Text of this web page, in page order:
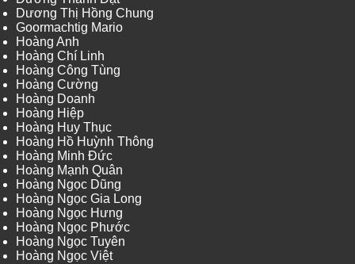
Dương Thị Hồng Chung
Goormachtig Mario
Hoàng Anh
Hoàng Chí Linh
Hoàng Công Tùng
Hoàng Cường
Hoàng Doanh
Hoàng Hiệp
Hoàng Huy Thục
Hoàng Hồ Huỳnh Thông
Hoàng Minh Đức
Hoàng Mạnh Quân
Hoàng Ngọc Dũng
Hoàng Ngọc Gia Long
Hoàng Ngọc Hưng
Hoàng Ngọc Phước
Hoàng Ngọc Tuyên
Hoàng Ngọc Việt